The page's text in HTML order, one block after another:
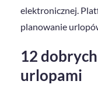
elektronicznej.
planowanie
12
urlopami